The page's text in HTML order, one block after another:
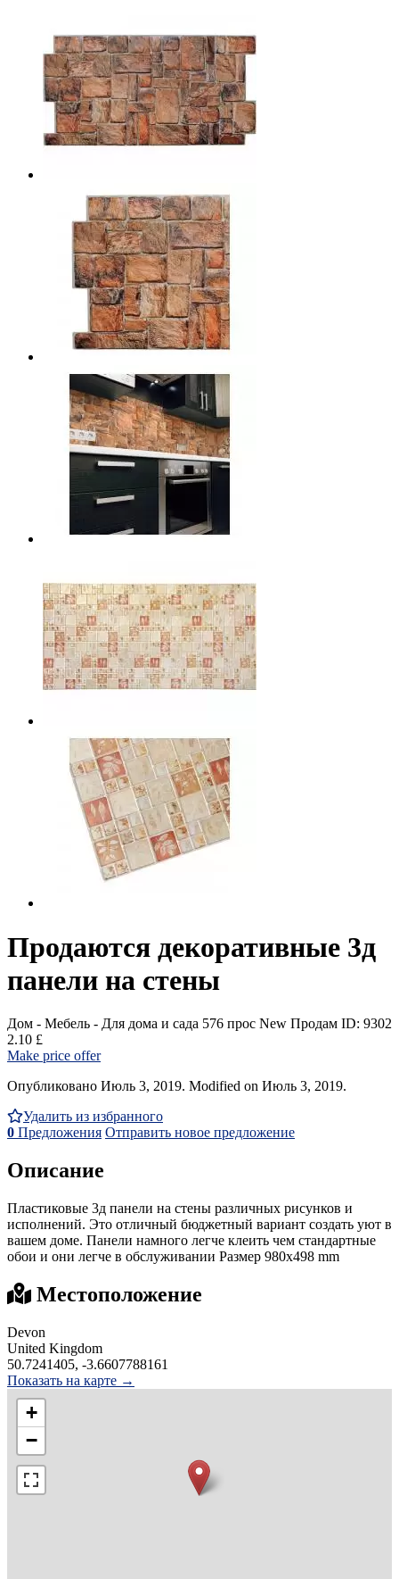
Продаются декоративные 3д
панели на стены
Дом - Мебель - Для дома и сада 576 прос New Продам ID: 9302
2.10 £
Make price offer
Опубликовано Июль 3, 2019. Modified on Июль 3, 2019.
Удалить из избранного
0 Предложения Отправить новое предложение
Описание
Пластиковые 3д панели на стены различных рисунков и
исполнений. Это отличный бюджетный вариант создать уют в
вашем доме. Панели намного легче клеить чем стандартные
обои и они легче в обслуживании Размер 980х498 mm
Местоположение
Devon
United Kingdom
50.7241405, -3.6607788161
Показать на карте →
+
−